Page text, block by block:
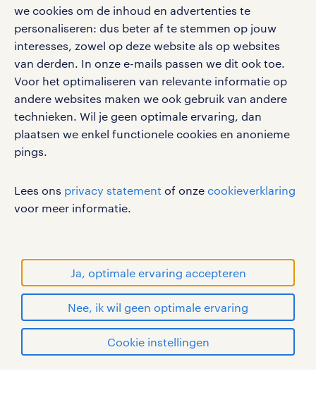
we cookies om de inhoud en advertenties te
personaliseren: dus beter af te stemmen op jouw
interesses, zowel op deze website als op websites
van derden. In onze e-mails passen we dit ook toe.
Voor het optimaliseren van relevante informatie op
andere websites maken we ook gebruik van andere
technieken. Wil je geen optimale ervaring, dan
plaatsen we enkel functionele cookies en anonieme
pings.
Lees ons privacy statement of onze cookieverklaring
voor meer informatie.
Ja, optimale ervaring accepteren
Nee, ik wil geen optimale ervaring
Cookie instellingen
solliciteren
social media
Volg ons voor de leukste content omtrent
vacatures, solliciteren en inspiratie.
gebruikersvoorwaarden
disclaimer
sitemap
RANDSTAD, HUMAN FORWARD en SHAPING THE
WORLD OF WORK zijn geregistreerde
handelsmerken van Randstad N.V.